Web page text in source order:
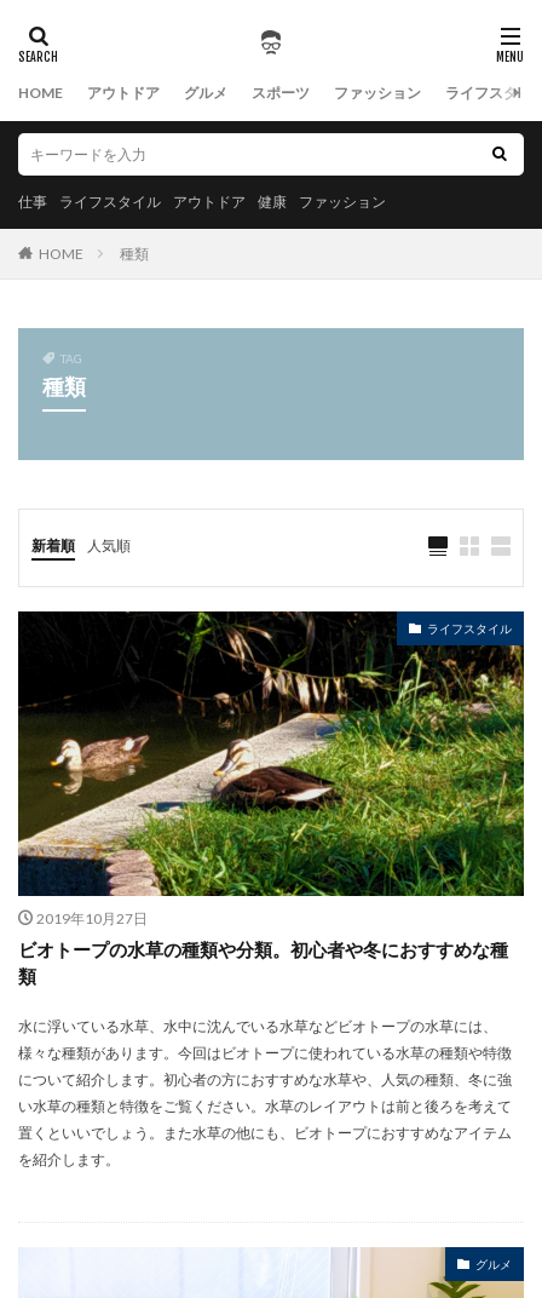
HOME アウトドア グルメ スポーツ ファッション ライフスタイ
仕事 ライフスタイル アウトドア 健康 ファッション
HOME 種類
TAG
種類
新着順 人気順
ライフスタイル
2019年10月27日
ビオトープの水草の種類や分類。初心者や冬におすすめな種
類
水に浮いている水草、水中に沈んでいる水草などビオトープの水草には、
様々な種類があります。今回はビオトープに使われている水草の種類や特徴
について紹介します。初心者の方におすすめな水草や、人気の種類、冬に強
い水草の種類と特徴をご覧ください。水草のレイアウトは前と後ろを考えて
置くといいでしょう。また水草の他にも、ビオトープにおすすめなアイテム
を紹介します。
グルメ